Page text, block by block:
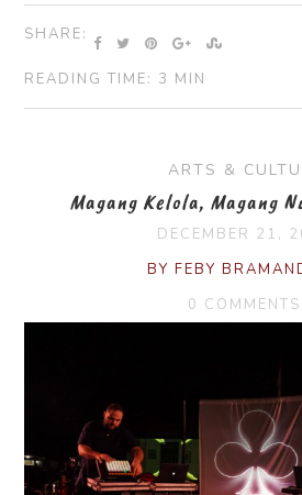
SHARE:
READING TIME: 3 MIN
ARTS &
Magang Kelola, Magang
DECEMBER 21,
BY FEBY
0 COMMENTS